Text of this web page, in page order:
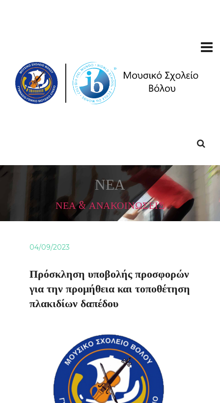
ΝΕΑ
ΝΕΑ & ΑΝΑΚΟΙΝΩΣΕΙΣ
04/09/2023
Πρόσκληση υποβολής προσφορών
για την προμήθεια και τοποθέτηση
πλακιδίων δαπέδου